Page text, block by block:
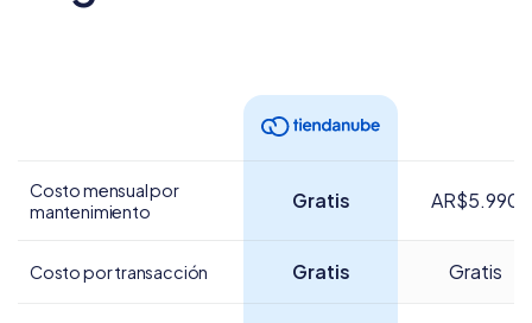
Costo mensual por
mantenimiento
Gratis AR$5.990
Costo por transacción Gratis Gratis